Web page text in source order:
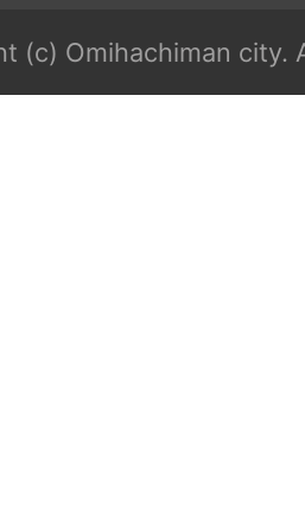
(c) Omihachiman city.